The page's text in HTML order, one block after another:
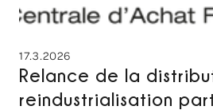
17.3.2026
Relance de la
reindustrialisation